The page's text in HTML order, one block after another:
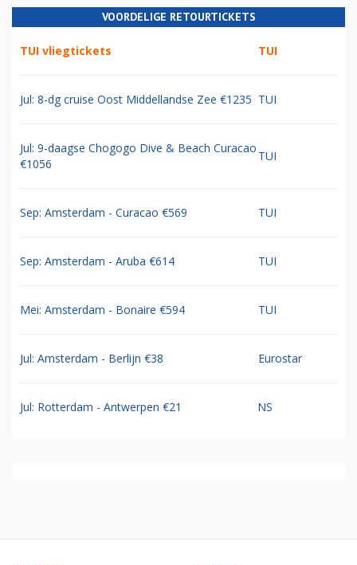
VOORDELIGE RETOURTICKETS
TUI vliegtickets TUI
Jul: 8-dg cruise Oost Middellandse Zee €1235 TUI
Jul: 9-daagse Chogogo Dive & Beach Curacao
€1056
TUI
Sep: Amsterdam - Curacao €569 TUI
Sep: Amsterdam - Aruba €614 TUI
Mei: Amsterdam - Bonaire €594 TUI
Jul: Amsterdam - Berlijn €38 Eurostar
Jul: Rotterdam - Antwerpen €21 NS